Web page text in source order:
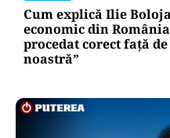
Cum explică Ilie
economic din
procedat corect față
noastră”